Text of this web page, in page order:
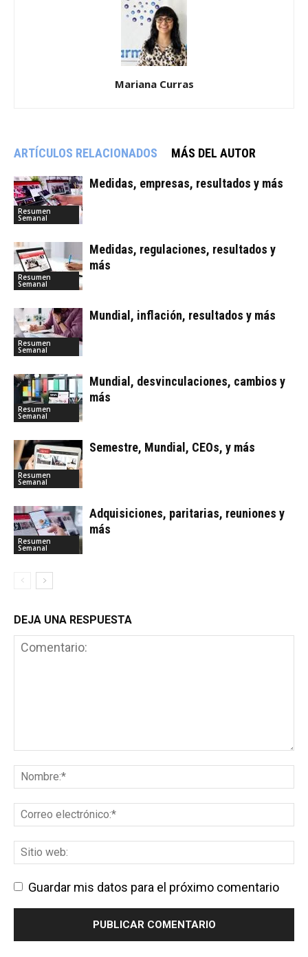
Mariana Curras
ARTÍCULOS RELACIONADOS MÁS DEL AUTOR
Resumen
Semanal
Medidas, empresas, resultados y más
Resumen
Semanal
Medidas, regulaciones, resultados y
más
Resumen
Semanal
Mundial, inflación, resultados y más
Resumen
Semanal
Mundial, desvinculaciones, cambios y
más
Resumen
Semanal
Semestre, Mundial, CEOs, y más
Resumen
Semanal
Adquisiciones, paritarias, reuniones y
más
DEJA UNA RESPUESTA
Guardar mis datos para el próximo comentario